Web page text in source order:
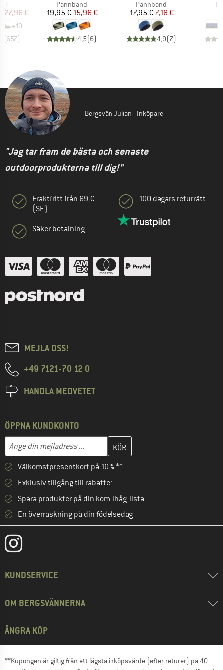
pris
127,96 €
+10
(657)
Produktgrupp
Pannband
Pris
19,95 €Reducerat pris
15,96 €
4,5(6)
Produktgrupp
Pannband
Pris
17,95 €Reducerat pris
7,18 €
4,9(7)
Bergsvän Julian - Inköpare
"Jag tar fram de bästa och senaste
outdoorprodukterna till dig!"
Fraktfritt från 69 €
(SE)
Säker betalning
100 dagars returrätt
MEJLA OSS!
+49 7121-70 12 0
HANDLA MEDVETET
ÖPPNA KUNDKONTO
Mejladress
Skriv in din e-postadress här och skapa ditt kundkonto i nästa
Välkomstpresentkort på 10 % **
Exklusiv tillgång till rabatter
Spara produkter på din kom-ihåg-lista
En överraskning på din födelsedag
KUNDSERVICE
OM BERGSVÄNNERNA
ÅNGRA KÖP
**Kupongen är giltig från ett lägsta inköpsvärde (efter returer) på 40